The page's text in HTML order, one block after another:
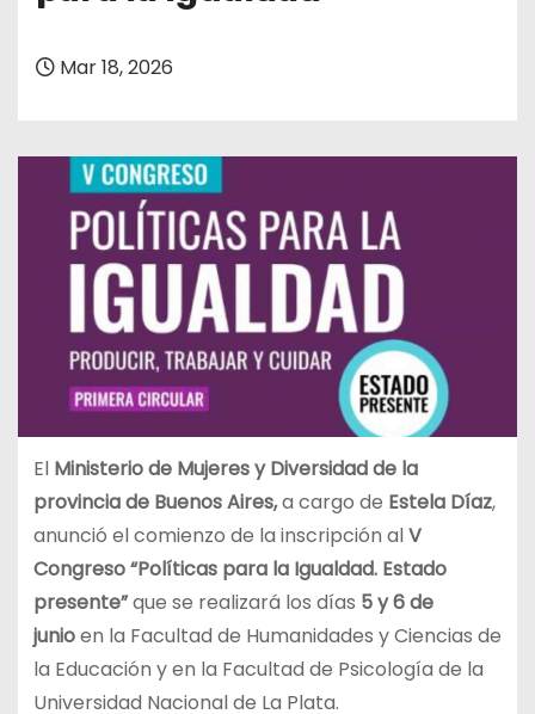
Mar 18, 2026
El Ministerio de Mujeres y Diversidad de la
provincia de Buenos Aires,a cargo de Estela Díaz,
anunció el comienzo de la inscripción alV
Congreso “Políticas para la Igualdad. Estado
presente”que se realizará los días 5 y 6 de
junioen la Facultad de Humanidades y Ciencias de
la Educación y en la Facultad de Psicología de la
Universidad Nacional de La Plata.